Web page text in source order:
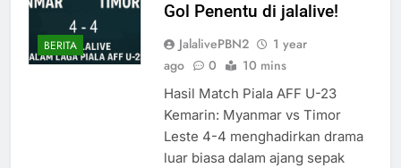
BERITA
Gol Penentu di jalalive!
JalalivePBN2
1 year
ago
0 10 mins
Hasil Match Piala AFF U-23
Kemarin: Myanmar vs Timor
Leste 4-4 menghadirkan drama
luar biasa dalam ajang sepak